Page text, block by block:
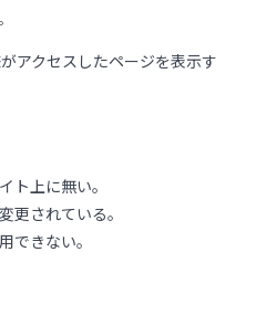
アクセスしたページを表示す
ト上に無い。
更されている。
できない。